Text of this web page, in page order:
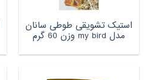
استیک تشویقی طوطی سانان
مدل my bird وزن 60 گرم